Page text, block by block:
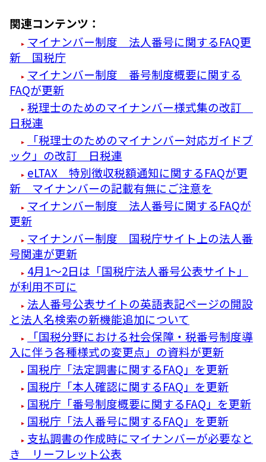
関連コンテンツ：
マイナンバー制度 法人番号に関するFAQ更
新 国税庁
マイナンバー制度 番号制度概要に関する
FAQが更新
税理士のためのマイナンバー様式集の改訂
日税連
「税理士のためのマイナンバー対応ガイドブ
ック」の改訂 日税連
eLTAX 特別徴収税額通知に関するFAQが更
新 マイナンバーの記載有無にご注意を
マイナンバー制度 法人番号に関するFAQが
更新
マイナンバー制度 国税庁サイト上の法人番
号関連が更新
4月1～2日は「国税庁法人番号公表サイト」
が利用不可に
法人番号公表サイトの英語表記ページの開設
と法人名検索の新機能追加について
「国税分野における社会保障・税番号制度導
入に伴う各種様式の変更点」の資料が更新
国税庁「法定調書に関するFAQ」を更新
国税庁「本人確認に関するFAQ」を更新
国税庁「番号制度概要に関するFAQ」を更新
国税庁「法人番号に関するFAQ」を更新
支払調書の作成時にマイナンバーが必要なと
き リーフレット公表